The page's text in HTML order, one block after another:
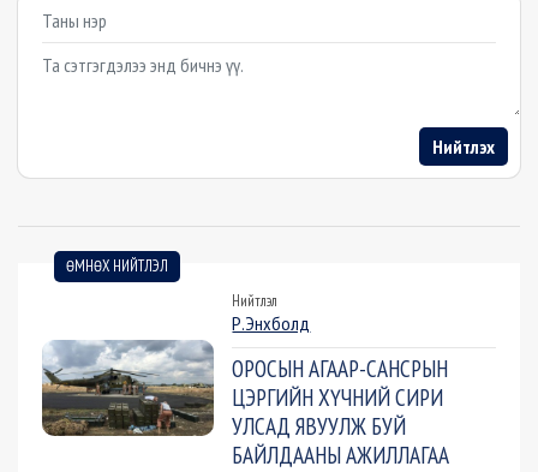
Example textarea
Нийтлэх
ӨМНӨХ НИЙТЛЭЛ
Нийтлэл
Р.Энхболд
ОРОСЫН АГААР-САНСРЫН
ЦЭРГИЙН ХҮЧНИЙ СИРИ
УЛСАД ЯВУУЛЖ БУЙ
БАЙЛДААНЫ АЖИЛЛАГАА